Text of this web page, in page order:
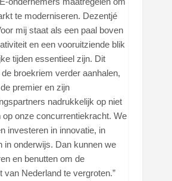
te moderniseren. Dezentjé
mij staat als een paal boven
en een vooruitziende blik
tijden essentieel zijn. Dit
broekriem verder aanhalen,
premier en zijn
nadrukkelijk op niet
op onze concurrentiekracht. We
investeren in innovatie, in
in onderwijs. Dan kunnen we
en benutten om de
van Nederland te vergroten.”